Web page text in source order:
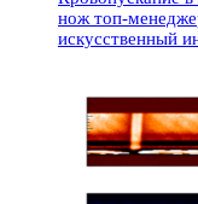
нож топ-
искусственный